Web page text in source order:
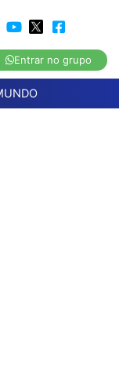
Entrar no grupo